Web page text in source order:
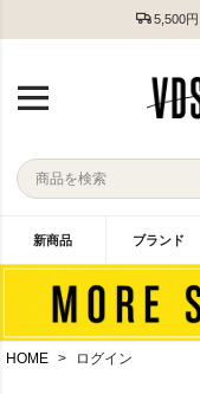
5,500
新商品 ブランド
HOME ログイン